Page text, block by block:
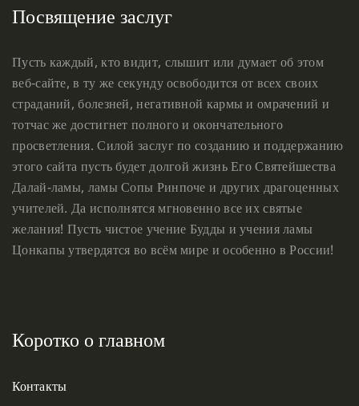
Посвящение заслуг
Пусть каждый, кто видит, слышит или думает об этом
веб-сайте, в ту же секунду освободится от всех своих
страданий, болезней, негативной кармы и омрачений и
тотчас же достигнет полного и окончательного
просветления. Силой заслуг по созданию и поддержанию
этого сайта пусть будет долгой жизнь Его Святейшества
Далай-ламы, ламы Сопы Ринпоче и других драгоценных
учителей. Да исполнятся мгновенно все их святые
желания! Пусть чистое учение Будды и учения ламы
Цонкапы утвердятся во всём мире и особенно в России!
Коротко о главном
Контакты